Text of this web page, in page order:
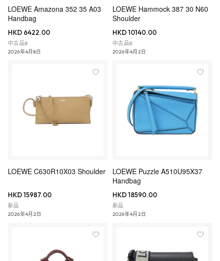
LOEWE Amazona 352 35 A03
Handbag
HKD 6422.00
中古品B
2026年4月8日
LOEWE Hammock 387 30 N60
Shoulder
HKD 10140.00
中古品B
2026年4月2日
LOEWE C630R10X03 Shoulder
HKD 15987.00
新品
2026年4月2日
LOEWE Puzzle A510U95X37
Handbag
HKD 18590.00
新品
2026年4月2日